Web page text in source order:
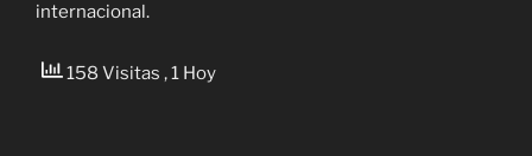
internacional.
158 Visitas , 1 Hoy